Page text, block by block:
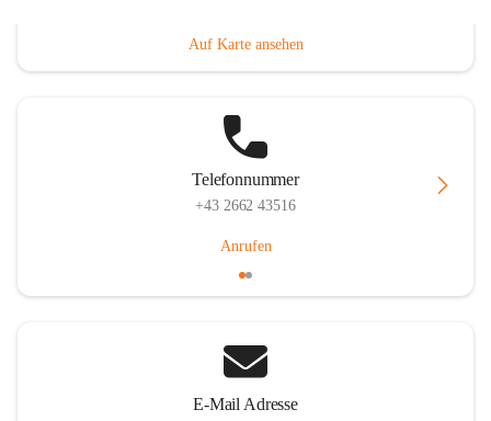
Auf Karte ansehen
Telefonnummer
+43 2662 43516
Anrufen
E-Mail Adresse